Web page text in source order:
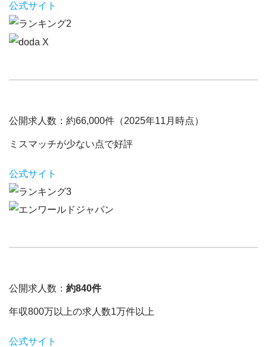
公式サイト
公開求人数： 約66,000件（2025年11月時点）
ミスマッチが少ない点で好評
公式サイト
公開求人数： 約840件
年収800万以上の求人数1万件以上
公式サイト